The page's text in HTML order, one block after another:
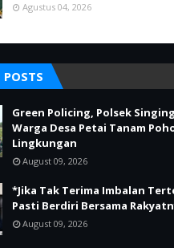
Agustus 04, 2026
Green Policing, Polsek
Warga Desa Petai Tanam
Lingkungan
August 09, 2026
*Jika Tak Terima Imbalan
Pasti Berdiri Bersama
August 09, 2026